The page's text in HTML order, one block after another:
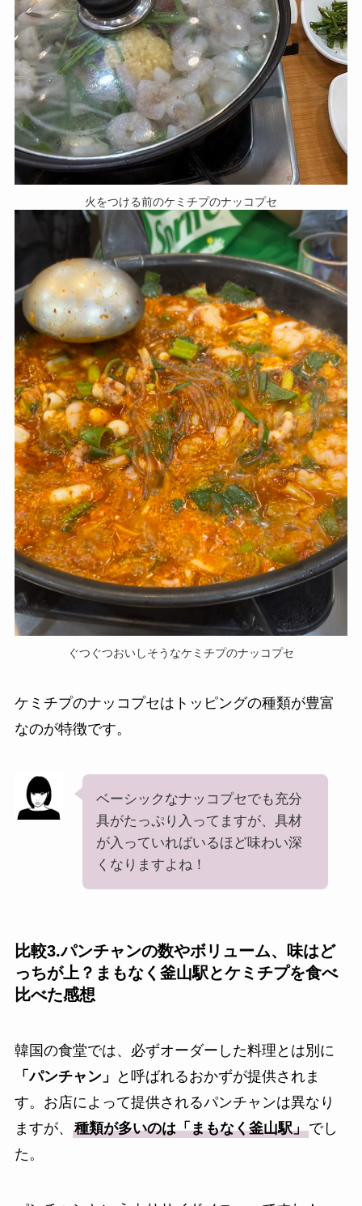
火をつける前のケミチプのナッコプセ
ぐつぐつおいしそうなケミチプのナッコプセ
ケミチプのナッコプセはトッピングの種類が豊富
なのが特徴です。
ベーシックなナッコプセでも充分
具がたっぷり入ってますが、具材
が入っていればいるほど味わい深
くなりますよね！
比較3.パンチャンの数やボリューム、味はど
っちが上？まもなく釜山駅とケミチプを食べ
比べた感想
韓国の食堂では、必ずオーダーした料理とは別に
「パンチャン」
と呼ばれるおかずが提供されま
す。お店によって提供されるパンチャンは異なり
ますが、 種類が多いのは「まもなく釜山駅」でし
た。